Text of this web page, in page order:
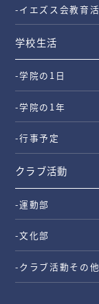
-イエズス会教育
学校生活
-学院の1日
-学院の1年
-行事予定
クラブ活動
-運動部
-文化部
-クラブ活動その他